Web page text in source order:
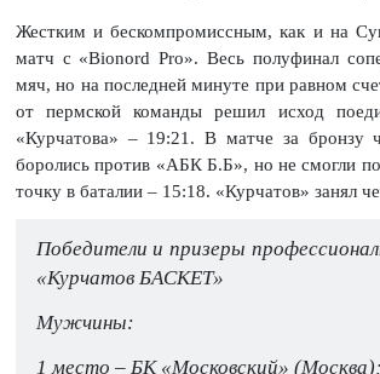
Жестким и бескомпромиссным, как и на
матч с «Bionord Pro». Весь полуфинал
мяч, но на последней минуте при равном
от пермской команды решил исход
«Курчатова» – 19:21. В матче за бронзу
боролись против «АБК Б.Б», но не смогли
точку в баталии – 15:18. «Курчатов» занял
Победители и призеры
«Курчатов БАСКЕТ»
Мужчины:
1 место – БК «Московский» (Москва);